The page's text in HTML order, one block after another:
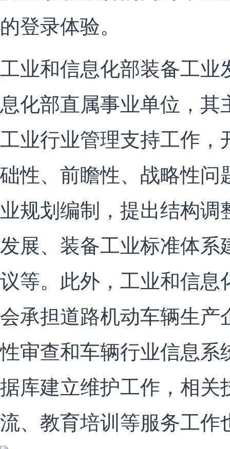
的登录体验。
工业和信息化部装备工业
息化部直属事业单位，
工业行业管理支持工作，
础性、前瞻性、战略性问
业规划编制，提出结构
发展、装备工业标准体
议等。此外，工业和信息
会承担道路机动车辆生
性审查和车辆行业信息系
据库建立维护工作，相关
流、教育培训等服务工作